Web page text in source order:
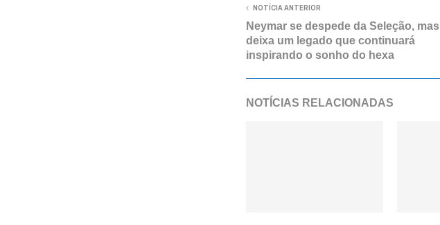
NOTÍCIA ANTERIOR
Neymar se despede da Seleção, mas
deixa um legado que continuará
inspirando o sonho do hexa
NOTÍCIAS RELACIONADAS